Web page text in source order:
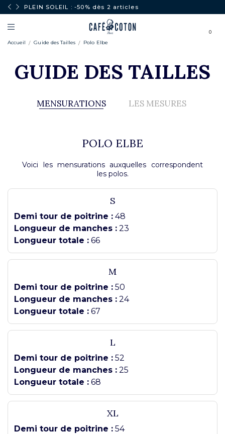
PLEIN SOLEIL : -50% dès 2 articles
0
Accueil Guide des Tailles Polo Elbe
GUIDE DES TAILLES
MENSURATIONS
POLO ELBE
Voici les mensurations auxquelles correspondent
les polos.
S
Demi tour de poitrine : 48
Longueur de manches : 23
Longueur totale : 66
M
Demi tour de poitrine : 50
Longueur de manches : 24
Longueur totale : 67
L
Demi tour de poitrine : 52
Longueur de manches : 25
Longueur totale : 68
XL
Demi tour de poitrine : 54
LES MESURES